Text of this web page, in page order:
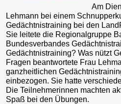
Am
Lehmann bei einem
Gedächtnistraining bei den
Sie leitete die Regionalgruppe
Bundesverbandes
Gedächtnistraining? Was nützt
Fragen beantwortete Frau
ganzheitlichen
einbezogen. Sie hatte
Die Teilnehmerinnen machten
Spaß bei den Übungen.